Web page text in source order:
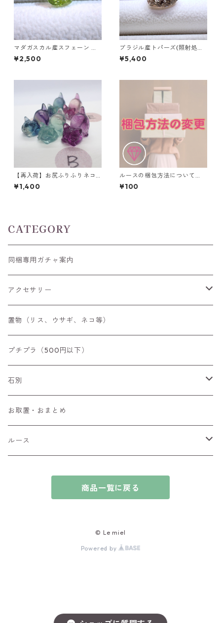
マダガスカル産スフェーン オ
ーバルカットルース 0.93ct 6.
3mm*4.7mm*3.7mm
¥2,500
ブラジル産トパーズ(照射処理)
ハートシェイプカットルース
9.4ct 13.5mm*12.3mm*8.0m
¥5,400
【再入荷】お尻ふりふりネコ
フローライト彫刻 3g前後 15m
m*10.5mm*17.5mm前後
¥1,400
ルースの梱包方法について
（ルースケース利用の追加料
金）
¥100
CATEGORY
同梱専用ガチャ案内
アクセサリー
空枠
リング
ペンダントトップ
ブローチ
チャーム
ブレスレット
置物（リス、ウサギ、ネコ等）
プチプラ（500円以下）
石別
アイオライト
アウイナイト
アクアマリン
お取置・おまとめ
ルース
カボションカット
商品一覧に戻る
© Le miel
Powered by